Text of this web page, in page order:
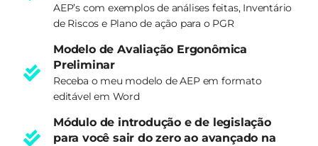
AEP’s com exemplos de análises feitas, Inventário
de Riscos e Plano de ação para o PGR
Modelo de Avaliação Ergonômica
Preliminar
Receba o meu modelo de AEP em formato
editável em Word
Módulo de introdução e de legislação
para você sair do zero ao avançado na